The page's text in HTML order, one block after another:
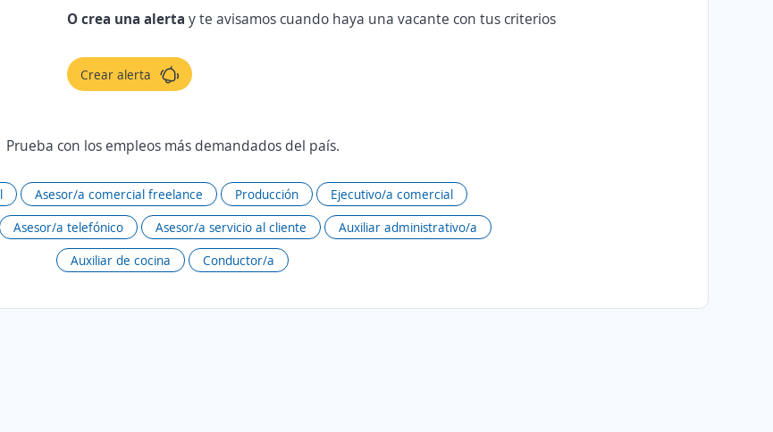
O crea una alertay te avisamos cuando haya una vacante con tus criterios
Crear alerta
Prueba con los empleos más demandados del país.
Asesor/a comercial freelance Producción
Ejecutivo/a comercial
Asesor/a telefónico Asesor/a servicio al cliente
Auxiliar administrativo/a
Auxiliar de cocina
Conductor/a